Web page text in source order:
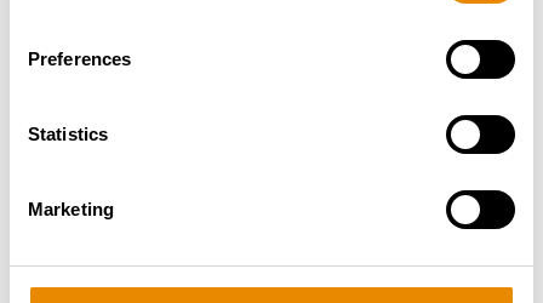
Preferences
Statistics
Marketing
Gesamt­gewicht:
< 3.5 t
30.00 m